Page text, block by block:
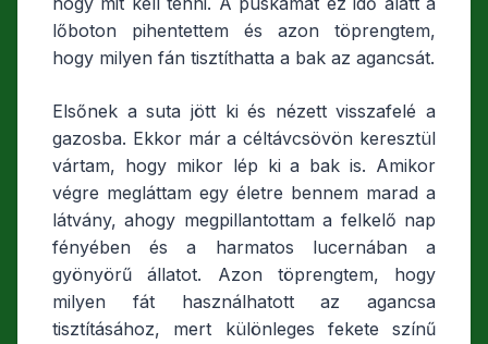
lőboton pihentettem és azon töprengtem,
hogy milyen fán tisztíthatta a bak az agancsát.
Elsőnek a suta jött ki és nézett visszafelé a
gazosba. Ekkor már a céltávcsövön keresztül
vártam, hogy mikor lép ki a bak is. Amikor
végre megláttam egy életre bennem marad a
látvány, ahogy megpillantottam a felkelő nap
fényében és a harmatos lucernában a
gyönyörű állatot. Azon töprengtem, hogy
milyen fát használhatott az agancsa
tisztításához, mert különleges fekete színű